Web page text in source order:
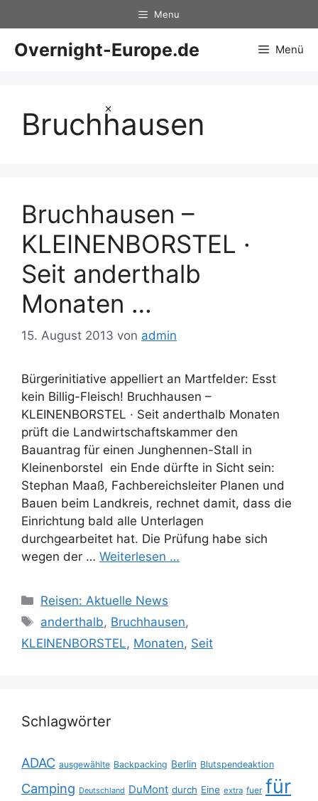
×
Inhalt
springen
Menu
Overnight-Europe.de Menü
Bruchhausen
Bruchhausen –
KLEINENBORSTEL ·
Seit anderthalb
Monaten …
15. August 2013 von admin
Bürgerinitiative appelliert an Martfelder: Esst
kein Billig-Fleisch! Bruchhausen –
KLEINENBORSTEL · Seit anderthalb Monaten
prüft die Landwirtschaftskammer den
Bauantrag für einen Junghennen-Stall in
Kleinenborstel  ein Ende dürfte in Sicht sein:
Stephan Maaß, Fachbereichsleiter Planen und
Bauen beim Landkreis, rechnet damit, dass die
Einrichtung bald alle Unterlagen
durchgearbeitet hat. Die Prüfung habe sich
wegen der … Weiterlesen …
Kategorien
Reisen: Aktuelle News
Schlagwörter
anderthalb, Bruchhausen,
KLEINENBORSTEL, Monaten, Seit
Schlagwörter
ADAC ausgewählte Backpacking Berlin Blutspendeaktion
Camping Deutschland DuMont durch Eine extra fuer für